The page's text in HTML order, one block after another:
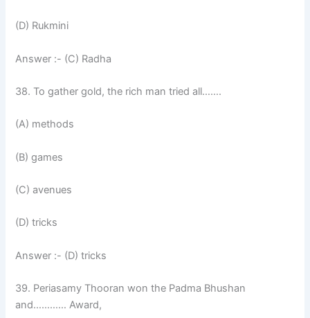
(D) Rukmini
Answer :- (C) Radha
38. To gather gold, the rich man tried all…….
(A) methods
(B) games
(C) avenues
(D) tricks
Answer :- (D) tricks
39. Periasamy Thooran won the Padma Bhushan
and………… Award,